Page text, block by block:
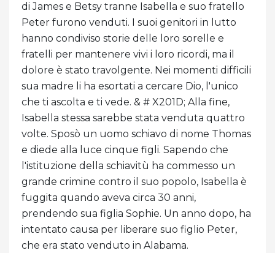
di James e Betsy tranne Isabella e suo fratello
Peter furono venduti. I suoi genitori in lutto
hanno condiviso storie delle loro sorelle e
fratelli per mantenere vivi i loro ricordi, ma il
dolore è stato travolgente. Nei momenti difficili
sua madre li ha esortati a cercare Dio, l'unico
che ti ascolta e ti vede. & # X201D; Alla fine,
Isabella stessa sarebbe stata venduta quattro
volte. Sposò un uomo schiavo di nome Thomas
e diede alla luce cinque figli. Sapendo che
l'istituzione della schiavitù ha commesso un
grande crimine contro il suo popolo, Isabella è
fuggita quando aveva circa 30 anni,
prendendo sua figlia Sophie. Un anno dopo, ha
intentato causa per liberare suo figlio Peter,
che era stato venduto in Alabama.